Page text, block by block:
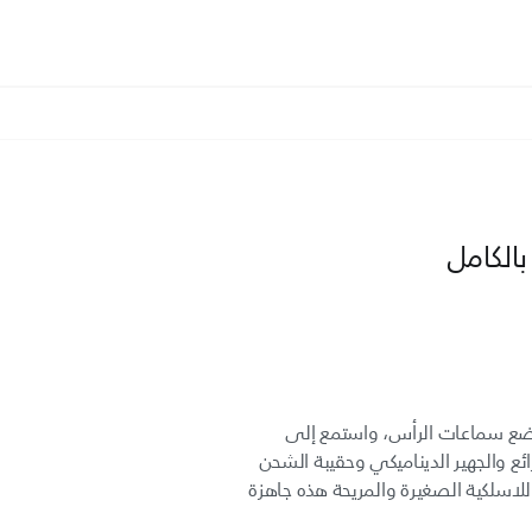
سماعات الرأس، واستمع إلى
والجهير الديناميكي وحقيبة الشحن
الصغيرة والمريحة هذه جاهزة